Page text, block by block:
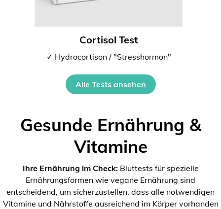
Cortisol Test
✓ Hydrocortison / "Stresshormon"
Alle Tests ansehen
Gesunde Ernährung &
Vitamine
Ihre Ernährung im Check:Bluttests für spezielle
Ernährungsformen wie vegane Ernährung sind
entscheidend, um sicherzustellen, dass alle notwendigen
Vitamine und Nährstoffe ausreichend im Körper vorhanden